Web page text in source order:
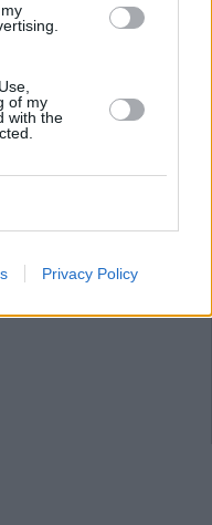
of my
with the
Privacy Policy